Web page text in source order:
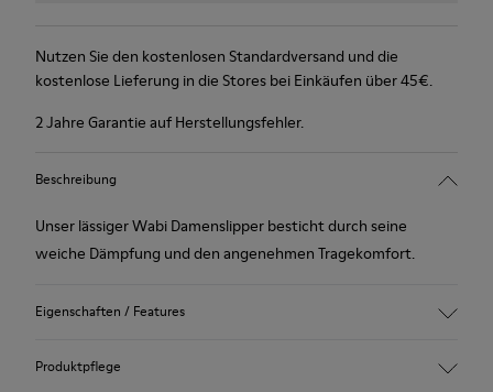
Nutzen Sie den kostenlosen Standardversand und die
kostenlose Lieferung in die Stores bei Einkäufen über 45€.
2 Jahre Garantie auf Herstellungsfehler.
Beschreibung
Unser lässiger Wabi Damenslipper besticht durch seine
weiche Dämpfung und den angenehmen Tragekomfort.
Eigenschaften / Features
Recycelte Gummilaufsohle
Produktpflege